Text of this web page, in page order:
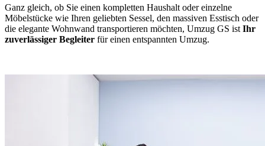
Ganz gleich, ob Sie einen kompletten Haushalt oder einzelne
Möbelstücke wie Ihren geliebten Sessel, den massiven Esstisch oder
die elegante Wohnwand transportieren möchten, Umzug GS ist Ihr
zuverlässiger Begleiter für einen entspannten Umzug.